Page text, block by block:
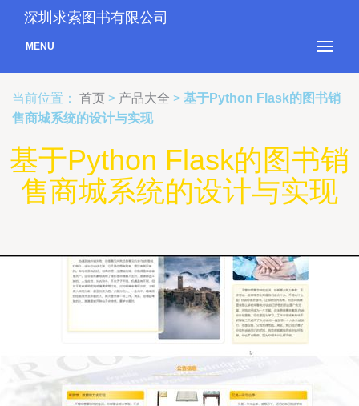
深圳求索图书有限公司
MENU
当前位置： 首页 > 产品大全 > 基于Python Flask的图书销
售商城系统的设计与实现
基于Python Flask的图书销
售商城系统的设计与实现